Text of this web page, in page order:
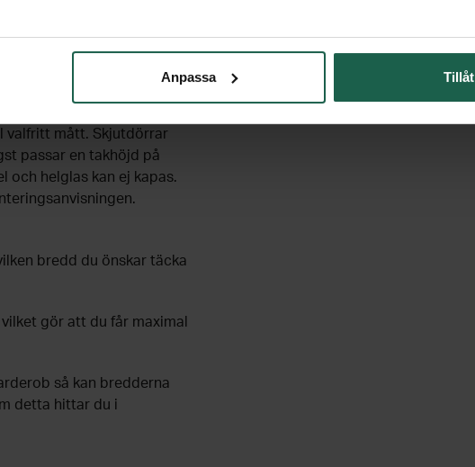
Anpassa Tillåt
med en
i aluminium.
valfritt mått. Skjutdörrar
passar en takhöjd på
och helglas kan ej kapas.
bredd du önskar täcka
gör att du får maximal
så kan bredderna
detta hittar du i